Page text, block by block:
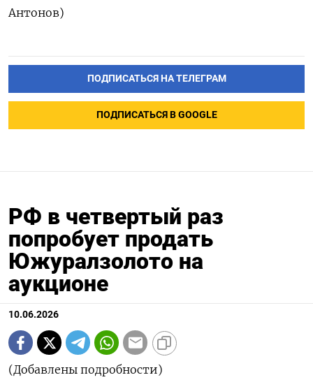
Антонов)
ПОДПИСАТЬСЯ НА ТЕЛЕГРАМ
ПОДПИСАТЬСЯ В GOOGLE
РФ в четвертый раз
попробует продать
Южуралзолото на
аукционе
10.06.2026
(Добавлены подробности)